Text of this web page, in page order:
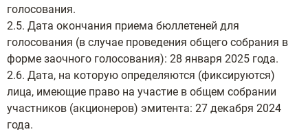
голосования.
2.5. Дата окончания приема бюллетеней для
голосования (в случае проведения общего собрания в
форме заочного голосования): 28 января 2025 года.
2.6. Дата, на которую определяются (фиксируются)
лица, имеющие право на участие в общем собрании
участников (акционеров) эмитента: 27 декабря 2024
года.